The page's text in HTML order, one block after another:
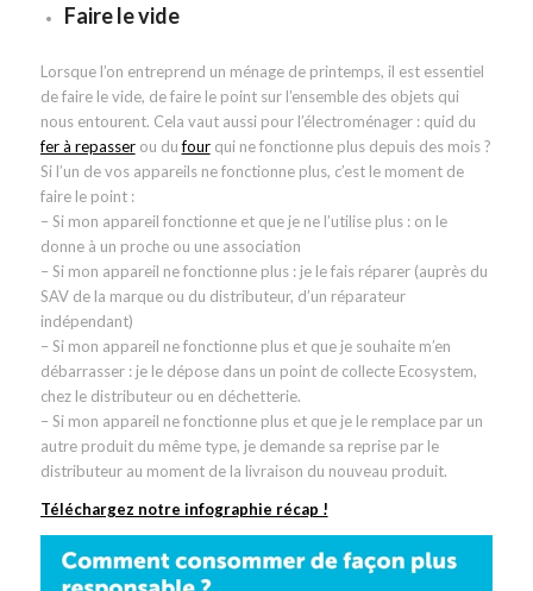
Faire le vide
Lorsque l’on entreprend un ménage de printemps, il est essentiel
de faire le vide, de faire le point sur l’ensemble des objets qui
nous entourent. Cela vaut aussi pour l’électroménager : quid du
fer à repasserou dufourqui ne fonctionne plus depuis des mois ?
Si l’un de vos appareils ne fonctionne plus, c’est le moment de
faire le point :
– Si mon appareil fonctionne et que je ne l’utilise plus : on le
donne à un proche ou une association
– Si mon appareil ne fonctionne plus : je le fais réparer (auprès du
SAV de la marque ou du distributeur, d’un réparateur
indépendant)
– Si mon appareil ne fonctionne plus et que je souhaite m’en
débarrasser : je le dépose dans un point de collecte Ecosystem,
chez le distributeur ou en déchetterie.
– Si mon appareil ne fonctionne plus et que je le remplace par un
autre produit du même type, je demande sa reprise par le
distributeur au moment de la livraison du nouveau produit.
Téléchargez notre infographie récap !